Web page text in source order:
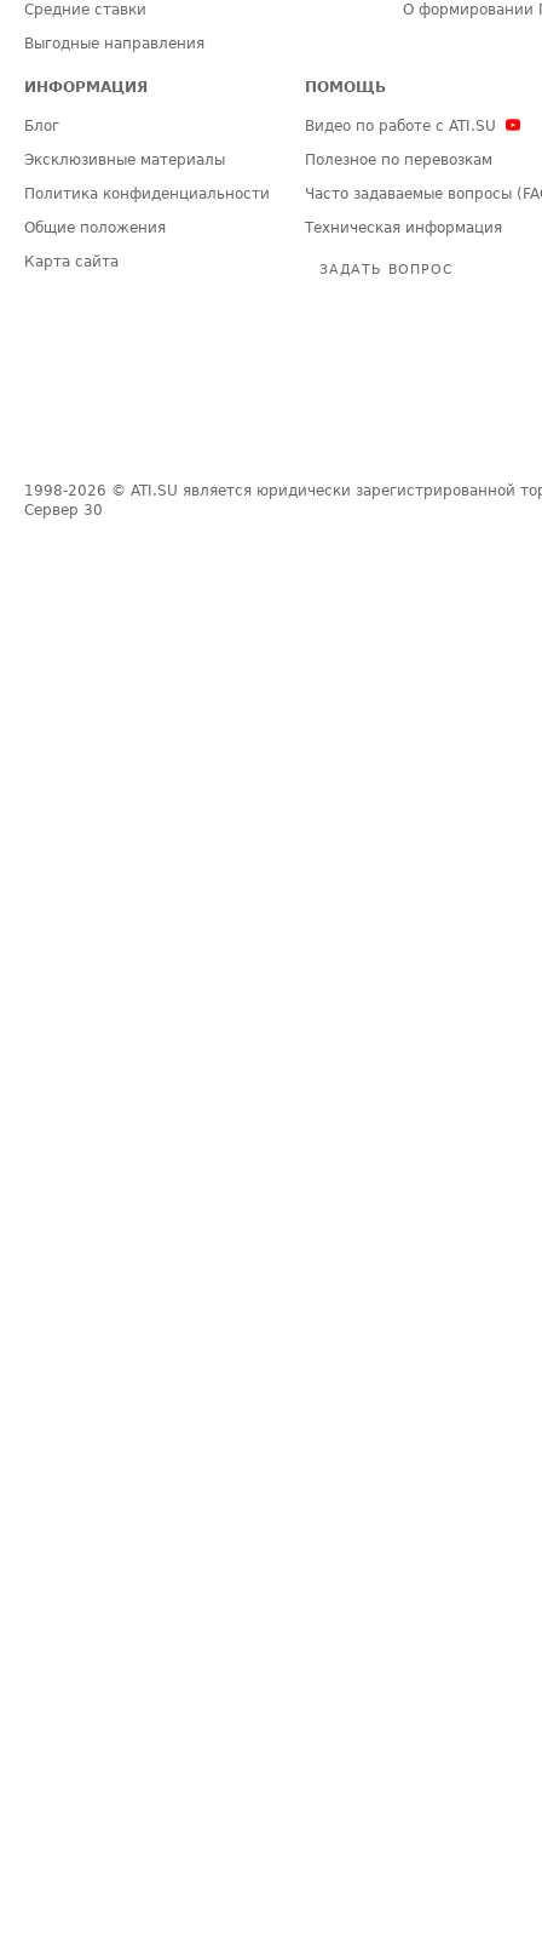
Средние ставки
Выгодные направления
О формировании
ИНФОРМАЦИЯ
Блог
Эксклюзивные материалы
Политика конфиденциальности
Общие положения
Карта сайта
ПОМОЩЬ
Видео по работе с ATI.SU
Полезное по перевозкам
Часто задаваемые вопросы
Техническая информация
ЗАДАТЬ ВОПРОС
1998-2026 © ATI.SU является юридически зарегистрированной
Сервер 30